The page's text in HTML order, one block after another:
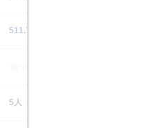
511.7万円
5人